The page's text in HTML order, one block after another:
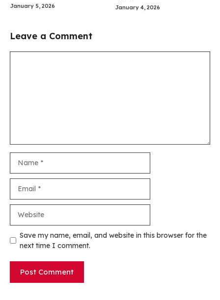
January 5, 2026 January 4, 2026
Leave a Comment
Save my name, email, and website in this browser for the
next time I comment.